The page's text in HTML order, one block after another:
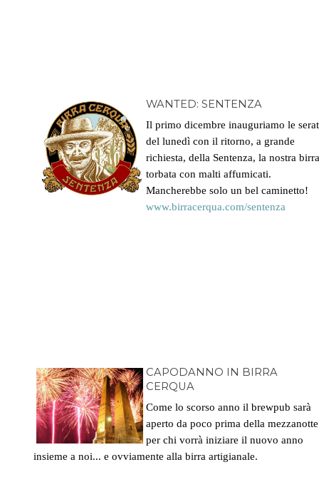
WANTED: SENTENZA
Il primo dicembre inauguriamo le
del lunedì con il ritorno, a grande
richiesta, della Sentenza, la nostra
torbata con malti affumicati.
Mancherebbe solo un bel caminetto!
www.birracerqua.com/sentenza
CAPODANNO IN BIRRA
CERQUA
Come lo scorso anno il brewpub sarà
aperto da poco prima della mezzanotte
per chi vorrà iniziare il nuovo anno
insieme a noi... e ovviamente alla birra artigianale.